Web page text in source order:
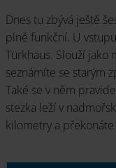
Dnes tu zbývá ještě
plně funkční. U
Türkhaus. Slouží jako
seznámíte se starým
Také se v něm
stezka leží v
kilometry a